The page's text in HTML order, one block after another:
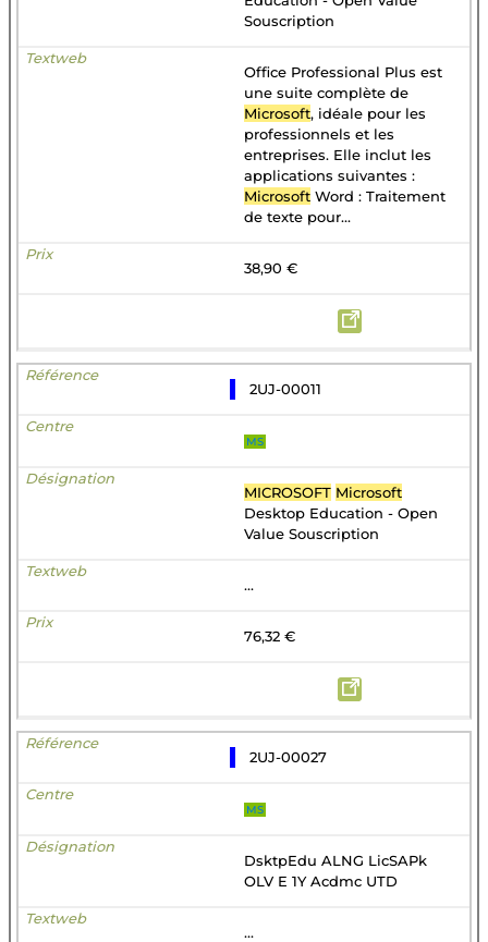
Souscription
Office Professional Plus est
une suite complète de
Microsoft, idéale pour les
professionnels et les
entreprises. Elle inclut les
applications suivantes :
Microsoft Word : Traitement
de texte pour...
38,90 €
2UJ-00011
MS
MICROSOFT Microsoft
Desktop Education - Open
Value Souscription
...
76,32 €
2UJ-00027
MS
DsktpEdu ALNG LicSAPk
OLV E 1Y Acdmc UTD
...